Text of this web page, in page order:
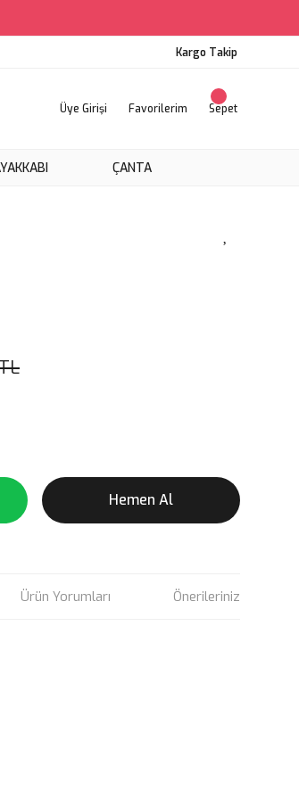
Kargo Takip
Üye Girişi Favorilerim Sepet
ÇANTA
Hemen Al
Ürün Yorumları Önerileriniz